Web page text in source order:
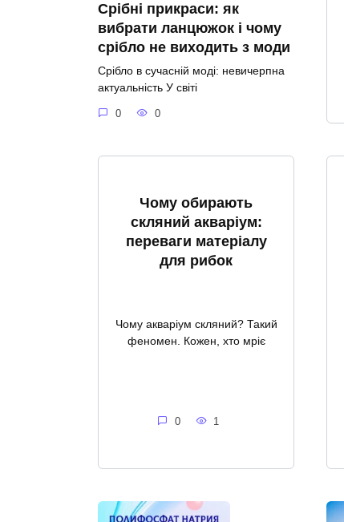
Срібні прикраси: як
вибрати ланцюжок і чому
срібло не виходить з моди
Срібло в сучасній моді: невичерпна
актуальність У світі
0 0
Чому обирають
скляний акваріум:
переваги матеріалу
для рибок
Чому акваріум скляний? Такий
феномен. Кожен, хто мріє
0 1